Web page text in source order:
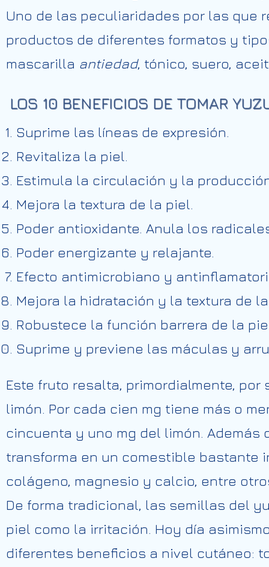
Uno de las peculiaridades por las que
productos de diferentes formatos y
mascarilla antiedad, tónico, suero,
LOS 10 BENEFICIOS DE TOMAR
Suprime las líneas de expresión.
Revitaliza la piel.
Estimula la circulación y la
Mejora la textura de la piel.
Poder antioxidante. Anula los
Poder energizante y relajante.
Efecto antimicrobiano y
Mejora la hidratación y la textura de
Robustece la función barrera de la
Suprime y previene las máculas y
Este fruto resalta, primordialmente,
limón. Por cada cien mg tiene más o
cincuenta y uno mg del limón.
transforma en un comestible bastante
colágeno, magnesio y calcio, entre
De forma tradicional, las semillas del
piel como la irritación. Hoy día
diferentes beneficios a nivel cutáneo: